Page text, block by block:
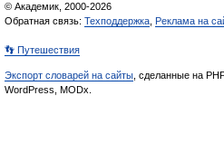
© Академик, 2000-2026
Обратная связь: Техподдержка Реклама на
👣 Путешествия
Экспорт словарей на сайты , сделанные на
WordPress, MODx.